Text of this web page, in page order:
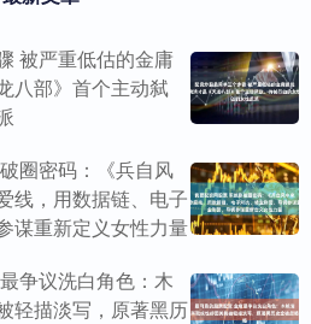
被严重低估的金庸
八部》首个主动弑
圈密码：《兵自风
线，用数据链、电子
谋重新定义女性力量
争议洗白角色：木
轻描淡写，原著黑历